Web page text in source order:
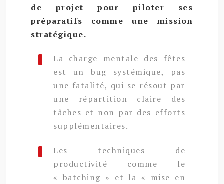
de projet pour piloter ses
préparatifs comme une mission
stratégique.
La charge mentale des fêtes
est un bug systémique, pas
une fatalité, qui se résout par
une répartition claire des
tâches et non par des efforts
supplémentaires.
Les techniques de
productivité comme le
« batching » et la « mise en